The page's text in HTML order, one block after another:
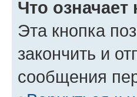
Что
Эта кнопка
закончить и
сообщения